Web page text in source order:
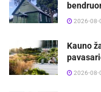
2026-08-
Kauno
2026-08-